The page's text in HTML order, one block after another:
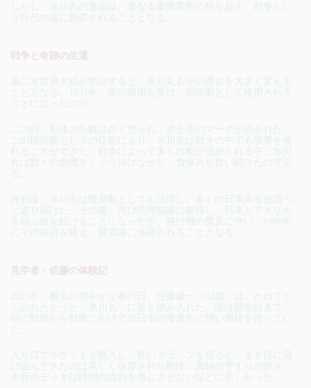
しかし、氷川丸の運命は、単なる豪華客船の枠を超え、戦争とい
う時代の波に翻弄されることとなる。
戦争と奇跡の生還
第二次世界大戦が勃発すると、氷川丸もその運命を大きく変える
こととなる。1941年、軍の徴用を受け、病院船として使用される
ことになったのだ。
この時、船体の外観は白く塗られ、赤十字のマークが描かれた。
この病院船としての役割により、氷川丸は戦火の中でも攻撃を免
れることができた。戦争によって多くの船が沈められる中、氷川
丸は数々の危機をくぐり抜けながら、負傷兵を救い続けたのであ
る。
終戦後、氷川丸は復員船としても活躍し、多くの日本兵を祖国へ
と送り届けた。その後、再び民間航路に復帰し、日本とアメリカ
を結ぶ旅を続けることになったが、飛行機の普及に伴い、1960年
にその役目を終え、横浜港に係留されることとなる。
見学者・佐藤の体験記
2025年、横浜の穏やかな春の日。佐藤健一（42歳）は、かねてか
ら訪れたかった「氷川丸」に足を踏み入れた。彼は歴史好きで、
特に戦前から戦後にかけての日本の海運史に強い興味を持ってい
た。
入り口でチケットを購入し、長いタラップを登ると、まず目に飛
び込んできたのは美しく保存された船体。真鍮の手すりが輝き、
木目のデッキは時間の流れを感じさせないほどに美しかった。